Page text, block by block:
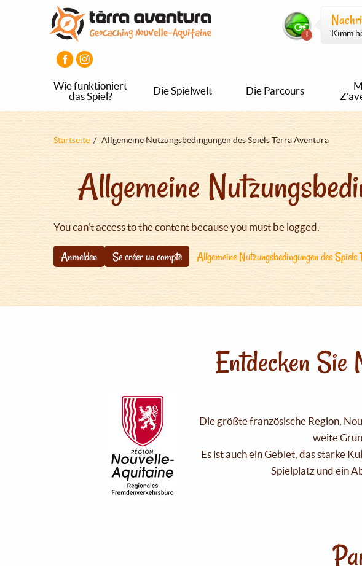
Kimm
Wie funktioniert
das Spiel?
Die Spielwelt Die Parcours
Pfadnavigation
Startseite Allgemeine Nutzungsbedingungen des Spiels Tèrra Aventura
Allgemeine
You can't access to the content because you must be logged.
Anmelden Se créer un compte Allgemeine Nutzungsbedingungen des
Entdecken Sie
Die größte französische Region,
weite
Es ist auch ein Gebiet, das starke
Spielplatz und ein